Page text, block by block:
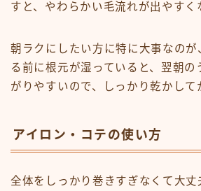
すと、やわらかい毛流れが出やすく
朝ラクにしたい方に特に大事なの
る前に根元が湿っていると、翌朝の
がりやすいので、しっかり乾かして
アイロン・コテの使い方
全体をしっかり巻きすぎなくて大丈